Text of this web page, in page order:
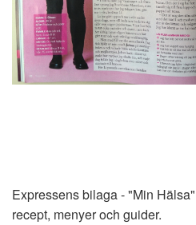
Expressens bilaga - "Min
recept, menyer och guider.